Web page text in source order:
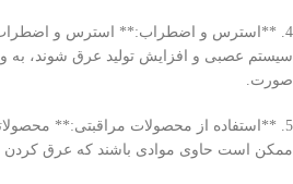
4. **استرس و اضطراب:** استرس و اضطراب
سیستم عصبی و افزایش تولید عرق شوند، به
صورت.
5. **استفاده از محصولات مراقبتی:**
ممکن است حاوی موادی باشند که عرق کردن